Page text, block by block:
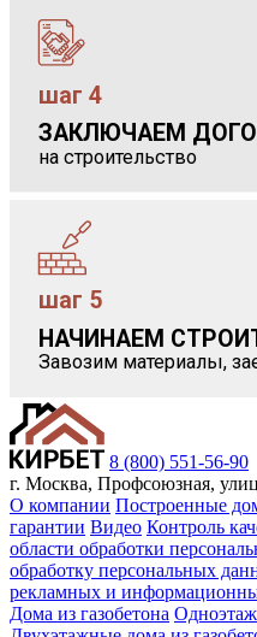
ЗАКЛЮЧАЕМ
на строительство
шаг 4
НАЧИНАЕМ
Завозим материалы,
шаг 5
8 (800) 551-56-90
г. Москва, Профсоюзная,
О компании Построенные
гарантии Видео Контроль
области обработки
обработку персональных
рекламных и
Дома из газобетона